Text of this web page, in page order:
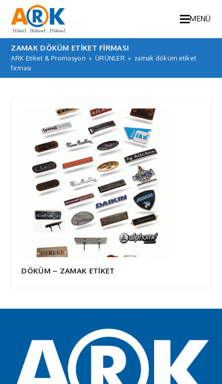
MENÜ
ZAMAK DÖKÜM ETIKET FIRMASI
ARK Etiket & Promosyon » ÜRÜNLER » zamak döküm etiket
firması
DÖKÜM – ZAMAK ETİKET